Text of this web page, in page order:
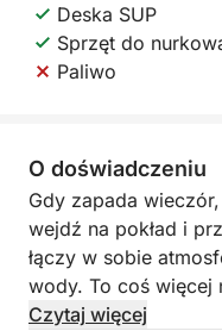
Deska SUP
Sprzęt do
Paliwo
O doświadczeniu
Gdy zapada
wejdź na pokład i
łączy w sobie
wody. To coś więcej
to chwila, którą
Czytaj więcej